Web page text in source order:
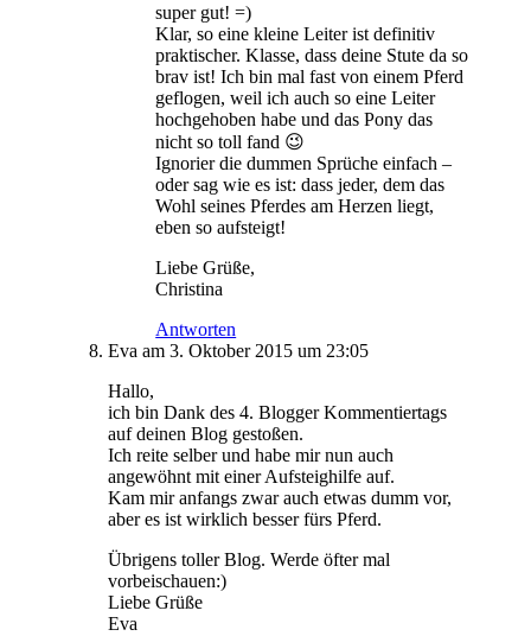
super gut! =)
Klar, so eine kleine Leiter ist definitiv
praktischer. Klasse, dass deine Stute da so
brav ist! Ich bin mal fast von einem Pferd
geflogen, weil ich auch so eine Leiter
hochgehoben habe und das Pony das
nicht so toll fand 😉
Ignorier die dummen Sprüche einfach –
oder sag wie es ist: dass jeder, dem das
Wohl seines Pferdes am Herzen liegt,
eben so aufsteigt!
Liebe Grüße,
Christina
Antworten
Eva am 3. Oktober 2015 um 23:05
Hallo,
ich bin Dank des 4. Blogger Kommentiertags
auf deinen Blog gestoßen.
Ich reite selber und habe mir nun auch
angewöhnt mit einer Aufsteighilfe auf.
Kam mir anfangs zwar auch etwas dumm vor,
aber es ist wirklich besser fürs Pferd.
Übrigens toller Blog. Werde öfter mal
vorbeischauen:)
Liebe Grüße
Eva